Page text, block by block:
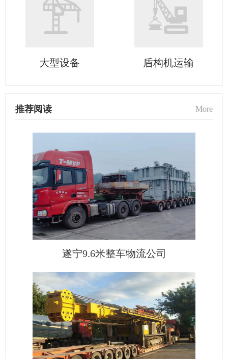
大型设备 盾构机运输
推荐阅读 More
遂宁9.6米整车物流公司